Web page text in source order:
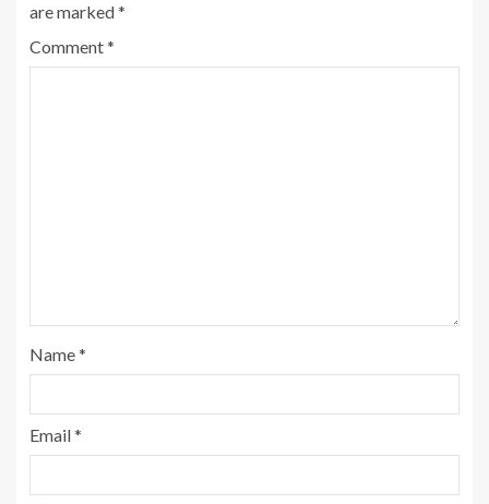
are marked*
Comment*
Name*
Email*